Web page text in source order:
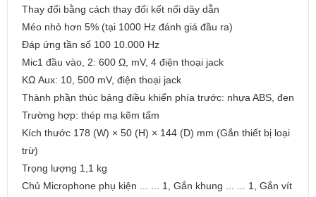
Thay đổi bằng cách thay đổi kết nối dây dẫn
Méo nhỏ hơn 5% (tại 1000 Hz đánh giá đầu ra)
Đáp ứng tần số 100 10.000 Hz
Mic1 đầu vào, 2: 600 Ω, mV, 4 điện thoại jack
KΩ Aux: 10, 500 mV, điện thoại jack
Thành phần thúc bảng điều khiển phía trước: nhựa ABS, đen
Trường hợp: thép mạ kẽm tấm
Kích thước 178 (W) × 50 (H) × 144 (D) mm (Gắn thiết bị loại
trừ)
Trọng lượng 1,1 kg
Chủ Microphone phụ kiện ... ... 1, Gắn khung ... ... 1, Gắn vít